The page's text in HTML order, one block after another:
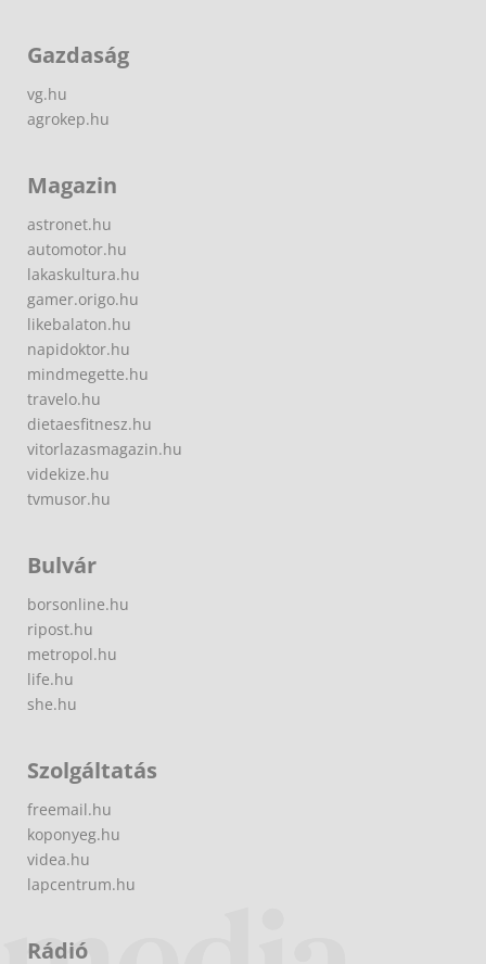
Gazdaság
vg.hu
agrokep.hu
Magazin
astronet.hu
automotor.hu
lakaskultura.hu
gamer.origo.hu
likebalaton.hu
napidoktor.hu
mindmegette.hu
travelo.hu
dietaesfitnesz.hu
vitorlazasmagazin.hu
videkize.hu
tvmusor.hu
Bulvár
borsonline.hu
ripost.hu
metropol.hu
life.hu
she.hu
Szolgáltatás
freemail.hu
koponyeg.hu
videa.hu
lapcentrum.hu
Rádió